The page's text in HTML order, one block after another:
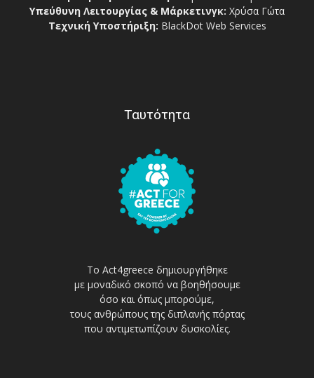
Υπεύθυνη Λειτουργίας & Μάρκετινγκ: Χρύσα Γώτα
Τεχνική Υποστήριξη: BlackDot Web Services
Ταυτότητα
Το Act4greece δημιουργήθηκε
με μοναδικό σκοπό να βοηθήσουμε
όσο και όπως μπορούμε,
τους ανθρώπους της διπλανής πόρτας
που αντιμετωπίζουν δυσκολίες.